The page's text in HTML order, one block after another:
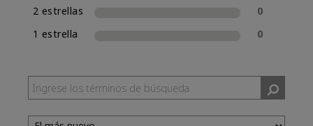
2 estrellas
0
1 estrella
0